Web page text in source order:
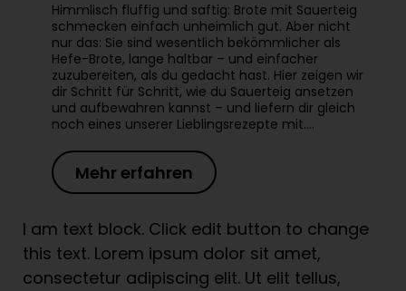
Himmlisch fluffig und saftig: Brote mit Sauerteig
schmecken einfach unheimlich gut. Aber nicht
nur das: Sie sind wesentlich bekömmlicher als
Hefe-Brote, lange haltbar – und einfacher
zuzubereiten, als du gedacht hast. Hier zeigen wir
dir Schritt für Schritt, wie du Sauerteig ansetzen
und aufbewahren kannst – und liefern dir gleich
noch eines unserer Lieblingsrezepte mit.…
Mehr erfahren
I am text block. Click edit button to change
this text. Lorem ipsum dolor sit amet,
consectetur adipiscing elit. Ut elit tellus,